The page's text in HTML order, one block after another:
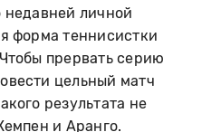
недавней личной
форма теннисистки
прервать серию
цельный матч
результата не
и Аранго.